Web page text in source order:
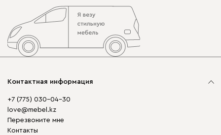
Контактная информация
+7 (775) 030-04-30
love@mebel.kz
Перезвоните мне
Контакты